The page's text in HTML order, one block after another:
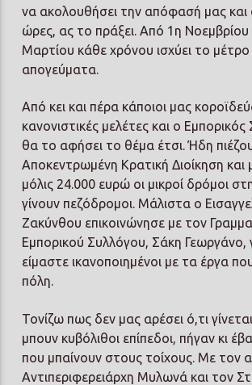
να ακολουθήσει την απόφασή μας και
ώρες, ας το πράξει. Από 1η
Μαρτίου κάθε χρόνου ισχύει το μέτρο
απογεύματα.
Από κει και πέρα κάποιοι μας
κανονιστικές μελέτες και ο
θα το αφήσει το θέμα έτσι. Ήδη
Αποκεντρωμένη Κρατική Διοίκηση και
μόλις 24.000 ευρώ οι μικροί δρόμοι
γίνουν πεζόδρομοι. Μάλιστα ο
Ζακύνθου επικοινώνησε με τον
Εμπορικού Συλλόγου, Σάκη Γεωργάνο,
είμαστε ικανοποιημένοι με τα έργα
πόλη.
Τονίζω πως δεν μας αρέσει ό,τι
μπουν κυβόλιθοι επίπεδοι, πήγαν κι
που μπαίνουν στους τοίχους. Με τον
Αντιπεριφερειάρχη Μυλωνά και τον